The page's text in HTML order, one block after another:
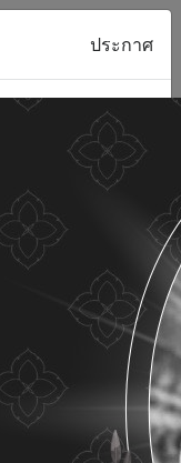
ลส่วนบุคคลของ
ประกาศ